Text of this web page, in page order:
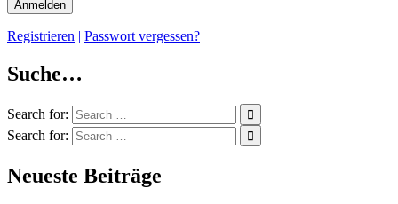
Registrieren | Passwort vergessen?
Suche…
Search for:
Search for:
Neueste Beiträge